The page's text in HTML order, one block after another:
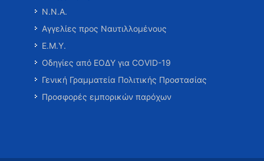
Ν.Ν.Α.
Αγγελίες προς Ναυτιλλομένους
Ε.Μ.Υ.
Οδηγίες από ΕΟΔΥ για COVID-19
Γενική Γραμματεία Πολιτικής Προστασίας
Προσφορές εμπορικών παρόχων